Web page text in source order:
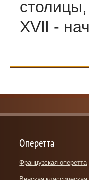
столицы,
XVII -
Оперетта
Французская оперетта